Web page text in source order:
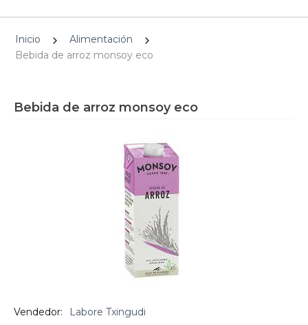
Inicio
Alimentación
Bebida de arroz monsoy eco
Bebida de arroz monsoy eco
Vendedor: Labore Txingudi